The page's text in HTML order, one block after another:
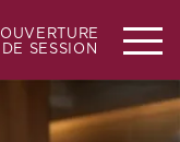
OUVERTURE
DE SESSION